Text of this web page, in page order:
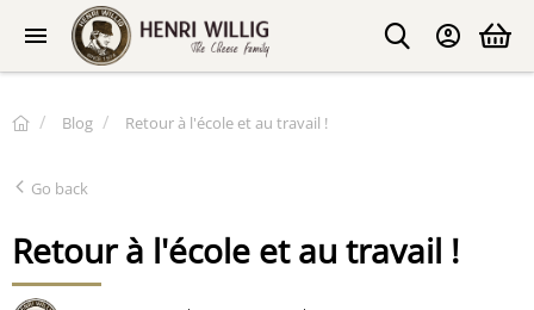
Blog Retour à l'école et au travail !
Go back
Retour à l'école et au travail !